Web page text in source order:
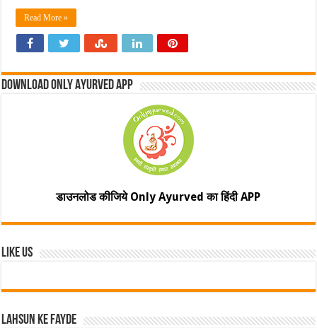
Read More »
Download Only Ayurved App
डाउनलोड कीजिये Only Ayurved का हिंदी APP
Like Us
Lahsun ke fayde